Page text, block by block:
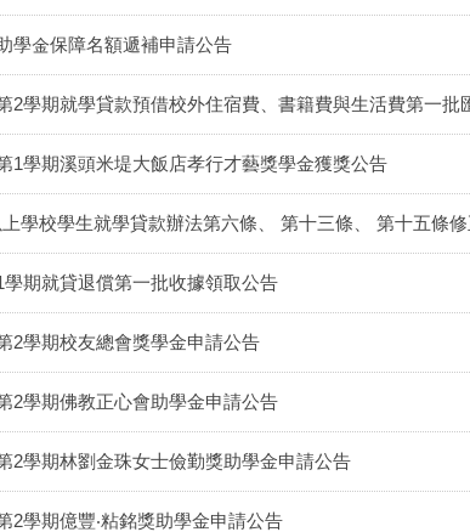
學金保障名額遞補申請公告
2學期就學貸款預借校外住宿費、書籍費與生活費第一批
1學期溪頭米堤大飯店孝行才藝獎學金獲獎公告
學校學生就學貸款辦法第六條、 第十三條、 第十五條
學期就貸退償第一批收據領取公告
2學期校友總會獎學金申請公告
2學期佛教正心會助學金申請公告
2學期林劉金珠女士儉勤獎助學金申請公告
2學期億豐‧粘銘獎助學金申請公告